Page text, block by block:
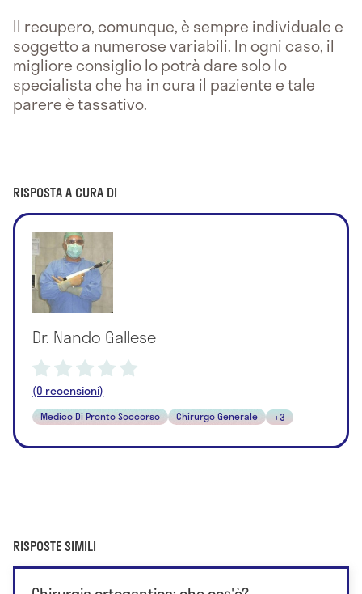
Il recupero, comunque, è sempre individuale e
soggetto a numerose variabili. In ogni caso, il
migliore consiglio lo potrà dare solo lo
specialista che ha in cura il paziente e tale
parere è tassativo.
RISPOSTA A CURA DI
Dr. Nando Gallese
(0 recensioni)
Medico Di Pronto Soccorso Chirurgo Generale +3
RISPOSTE SIMILI